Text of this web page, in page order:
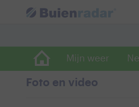
Mijn weer
Foto en video